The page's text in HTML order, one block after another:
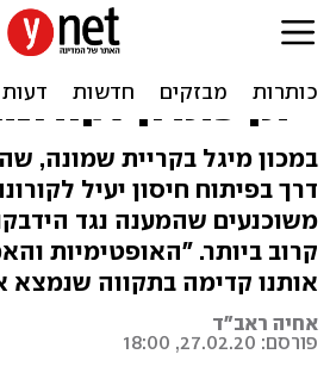
אופטימיות במכון
הישראלי:
ייתן פתרון
במכון מיגל בקריית שמונה,
דרך בפיתוח חיסון יעיל
משוכנעים שהמענה נגד
קרוב ביותר. "האופטימיות
אותנו קדימה בתקווה שנמצא
אחיה ראב"ד
פורסם: 27.02.20, 18:00